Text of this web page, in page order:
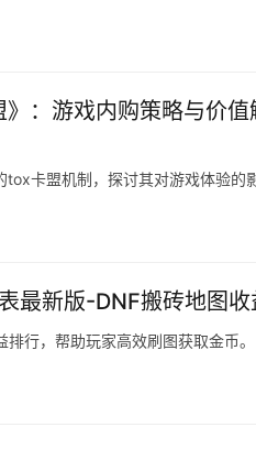
：游戏内购策略与价
卡盟机制，探讨其对游戏体验的
最新版-DNF搬砖地图
行，帮助玩家高效刷图获取金币。